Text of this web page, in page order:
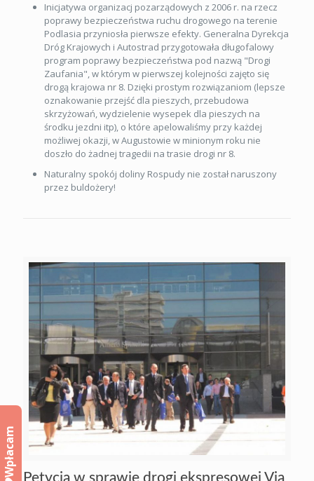
Inicjatywa organizacj pozarządowych z 2006 r. na rzecz
poprawy bezpieczeństwa ruchu drogowego na terenie
Podlasia przyniosła pierwsze efekty. Generalna Dyrekcja
Dróg Krajowych i Autostrad przygotowała długofalowy
program poprawy bezpieczeństwa pod nazwą "Drogi
Zaufania", w którym w pierwszej kolejności zajęto się
drogą krajowa nr 8. Dzięki prostym rozwiązaniom (lepsze
oznakowanie przejść dla pieszych, przebudowa
skrzyżowań, wydzielenie wysepek dla pieszych na
środku jezdni itp), o które apelowaliśmy przy każdej
możliwej okazji, w Augustowie w minionym roku nie
doszło do żadnej tragedii na trasie drogi nr 8.
Naturalny spokój doliny Rospudy nie został naruszony
przez buldożery!
Petycja w sprawie drogi ekspresowej Via
Wpłacam